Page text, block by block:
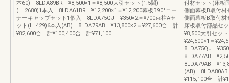
本60) 8LDA89BR ¥8,500×1＝¥8,500大引セット(1.5間)
(L=2680)1本入 8LDA61BR ¥12,200×1＝¥12,200幕板B90°コー
ナーキャップセット1個入 8LDA75QJ ¥350×2＝¥700束柱Aセ
ット(L=429)6本入(AB) 8LDA79AB ¥13,800×2＝¥27,600合 計
¥82,600合 計¥100,400合 計¥71,100
付材セット(床板
側面幕板B取付
側面幕板B取付
床板取付部品セ
¥8,500大引セッ
¥24,500×1＝
8LDA75QJ
8LDA77AB
8LDA79AB
(AB)
¥115,100合 計